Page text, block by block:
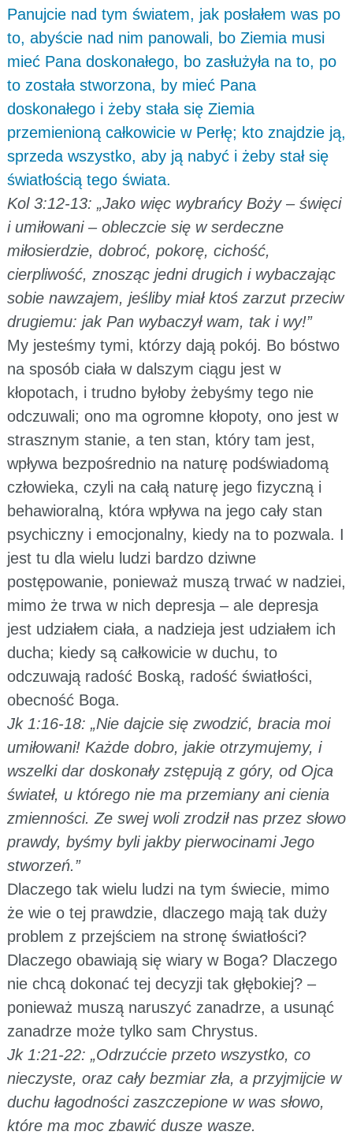
Panujcie nad tym światem, jak posłałem was po
to, abyście nad nim panowali, bo Ziemia musi
mieć Pana doskonałego, bo zasłużyła na to, po
to została stworzona, by mieć Pana
doskonałego i żeby stała się Ziemia
przemienioną całkowicie w Perłę; kto znajdzie ją,
sprzeda wszystko, aby ją nabyć i żeby stał się
światłością tego świata.
Kol 3:12-13: „Jako więc wybrańcy Boży – święci
i umiłowani – obleczcie się w serdeczne
miłosierdzie, dobroć, pokorę, cichość,
cierpliwość, znosząc jedni drugich i wybaczając
sobie nawzajem, jeśliby miał ktoś zarzut przeciw
drugiemu: jak Pan wybaczył wam, tak i wy!”
My jesteśmy tymi, którzy dają pokój. Bo bóstwo
na sposób ciała w dalszym ciągu jest w
kłopotach, i trudno byłoby żebyśmy tego nie
odczuwali; ono ma ogromne kłopoty, ono jest w
strasznym stanie, a ten stan, który tam jest,
wpływa bezpośrednio na naturę podświadomą
człowieka, czyli na całą naturę jego fizyczną i
behawioralną, która wpływa na jego cały stan
psychiczny i emocjonalny, kiedy na to pozwala. I
jest tu dla wielu ludzi bardzo dziwne
postępowanie, ponieważ muszą trwać w nadziei,
mimo że trwa w nich depresja – ale depresja
jest udziałem ciała, a nadzieja jest udziałem ich
ducha; kiedy są całkowicie w duchu, to
odczuwają radość Boską, radość światłości,
obecność Boga.
Jk 1:16-18: „Nie dajcie się zwodzić, bracia moi
umiłowani! Każde dobro, jakie otrzymujemy, i
wszelki dar doskonały zstępują z góry, od Ojca
świateł, u którego nie ma przemiany ani cienia
zmienności. Ze swej woli zrodził nas przez słowo
prawdy, byśmy byli jakby pierwocinami Jego
stworzeń.”
Dlaczego tak wielu ludzi na tym świecie, mimo
że wie o tej prawdzie, dlaczego mają tak duży
problem z przejściem na stronę światłości?
Dlaczego obawiają się wiary w Boga? Dlaczego
nie chcą dokonać tej decyzji tak głębokiej? –
ponieważ muszą naruszyć zanadrze, a usunąć
zanadrze może tylko sam Chrystus.
Jk 1:21-22: „Odrzućcie przeto wszystko, co
nieczyste, oraz cały bezmiar zła, a przyjmijcie w
duchu łagodności zaszczepione w was słowo,
które ma moc zbawić dusze wasze.